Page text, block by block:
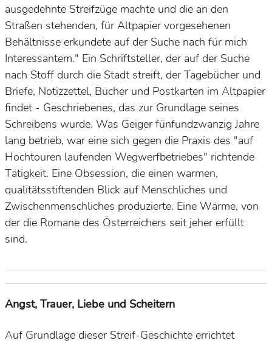
ausgedehnte Streifzüge machte und die an den
Straßen stehenden, für Altpapier vorgesehenen
Behältnisse erkundete auf der Suche nach für mich
Interessantem." Ein Schriftsteller, der auf der Suche
nach Stoff durch die Stadt streift, der Tagebücher und
Briefe, Notizzettel, Bücher und Postkarten im Altpapier
findet - Geschriebenes, das zur Grundlage seines
Schreibens wurde. Was Geiger fünfundzwanzig Jahre
lang betrieb, war eine sich gegen die Praxis des "auf
Hochtouren laufenden Wegwerfbetriebes" richtende
Tätigkeit. Eine Obsession, die einen warmen,
qualitätsstiftenden Blick auf Menschliches und
Zwischenmenschliches produzierte. Eine Wärme, von
der die Romane des Österreichers seit jeher erfüllt
sind.
Angst, Trauer, Liebe und Scheitern
Auf Grundlage dieser Streif-Geschichte errichtet